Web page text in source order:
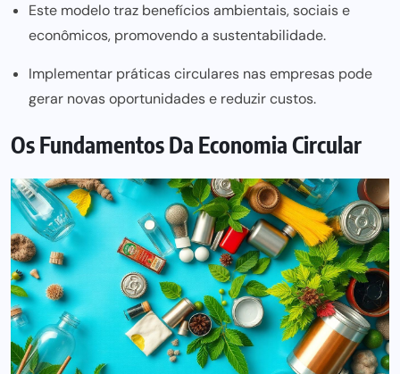
Este modelo traz benefícios ambientais, sociais e
econômicos, promovendo a sustentabilidade.
Implementar práticas circulares nas empresas pode
gerar novas oportunidades e reduzir custos.
Os Fundamentos Da Economia Circular